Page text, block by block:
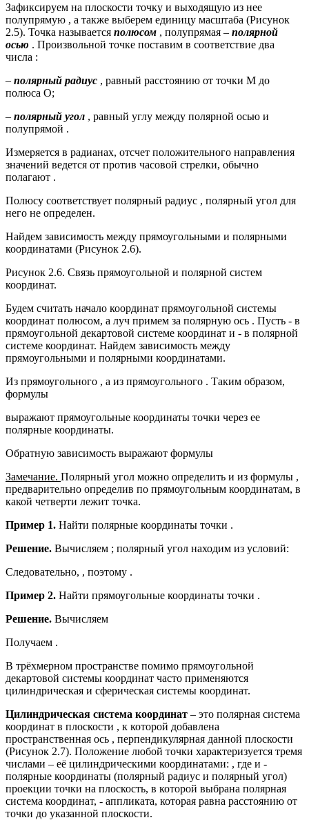
Зафиксируем на плоскости точку и выходящую из нее
полупрямую , а также выберем единицу масштаба (Рисунок
2.5). Точка называется полюсом , полупрямая – полярной
осью . Произвольной точке поставим в соответствие два
числа :
– полярный радиус , равный расстоянию от точки М до
полюса О;
– полярный угол , равный углу между полярной осью и
полупрямой .
Измеряется в радианах, отсчет положительного направления
значений ведется от против часовой стрелки, обычно
полагают .
Полюсу соответствует полярный радиус , полярный угол для
него не определен.
Найдем зависимость между прямоугольными и полярными
координатами (Рисунок 2.6).
Рисунок 2.6. Связь прямоугольной и полярной систем
координат.
Будем считать начало координат прямоугольной системы
координат полюсом, а луч примем за полярную ось . Пусть - в
прямоугольной декартовой системе координат и - в полярной
системе координат. Найдем зависимость между
прямоугольными и полярными координатами.
Из прямоугольного , а из прямоугольного . Таким образом,
формулы
выражают прямоугольные координаты точки через ее
полярные координаты.
Обратную зависимость выражают формулы
Замечание. Полярный угол можно определить и из формулы ,
предварительно определив по прямоугольным координатам, в
какой четверти лежит точка.
Пример 1. Найти полярные координаты точки .
Решение. Вычисляем ; полярный угол находим из условий:
Следовательно, , поэтому .
Пример 2. Найти прямоугольные координаты точки .
Решение. Вычисляем
Получаем .
В трёхмерном пространстве помимо прямоугольной
декартовой системы координат часто применяются
цилиндрическая и сферическая системы координат.
Цилиндрическая система координат – это полярная система
координат в плоскости , к которой добавлена
пространственная ось , перпендикулярная данной плоскости
(Рисунок 2.7). Положение любой точки характеризуется тремя
числами – её цилиндрическими координатами: , где и -
полярные координаты (полярный радиус и полярный угол)
проекции точки на плоскость, в которой выбрана полярная
система координат, - аппликата, которая равна расстоянию от
точки до указанной плоскости.